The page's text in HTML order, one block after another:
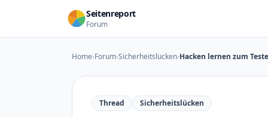
Zum Inhalt springen
Seitenreport
Forum
Home›Forum›Sicherheitslücken›Hacken lernen zum
Thread Sicherheitslücken